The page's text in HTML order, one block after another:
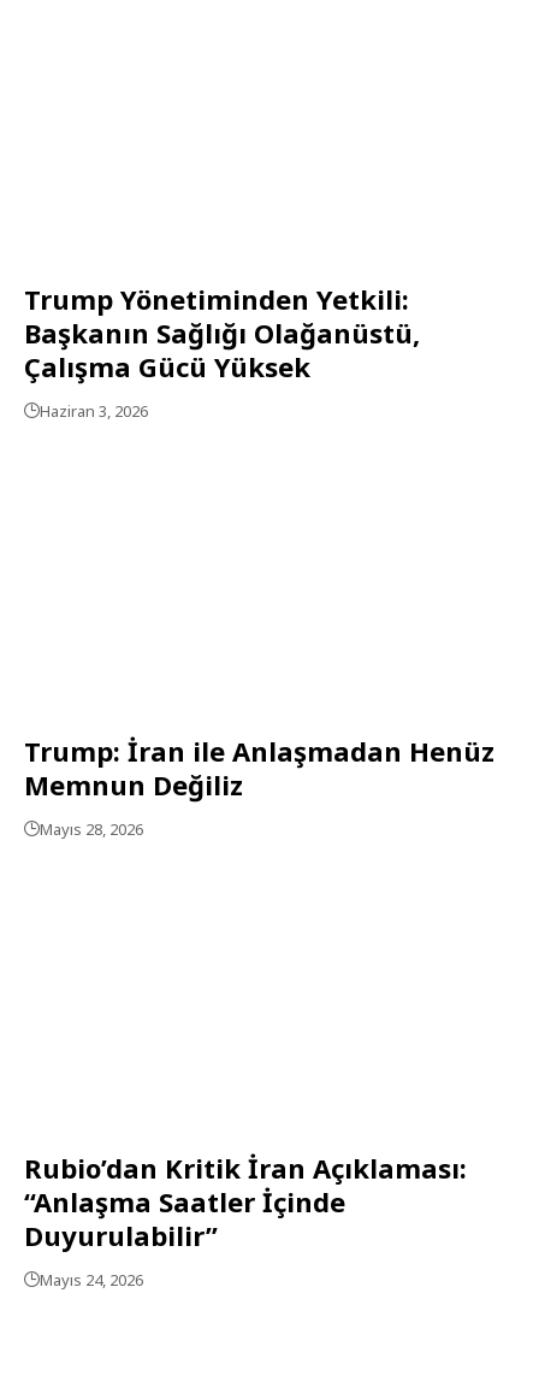
Trump Yönetiminden Yetkili:
Başkanın Sağlığı Olağanüstü,
Çalışma Gücü Yüksek
Haziran 3, 2026
Trump: İran ile Anlaşmadan Henüz
Memnun Değiliz
Mayıs 28, 2026
Rubio’dan Kritik İran Açıklaması:
“Anlaşma Saatler İçinde
Duyurulabilir”
Mayıs 24, 2026